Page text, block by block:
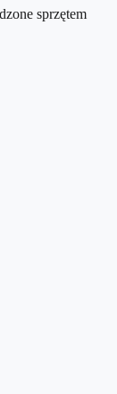
sprzętem